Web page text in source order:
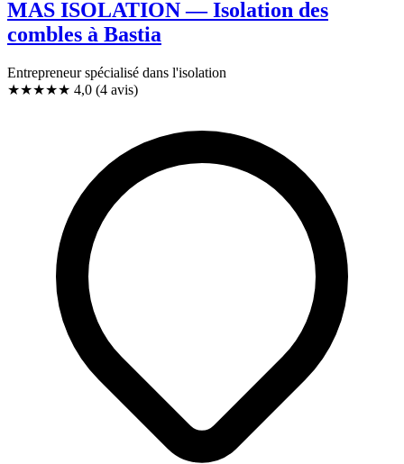
MAS ISOLATION — Isolation des
combles à Bastia
Entrepreneur spécialisé dans l'isolation
★★★★★ 4,0 (4 avis)